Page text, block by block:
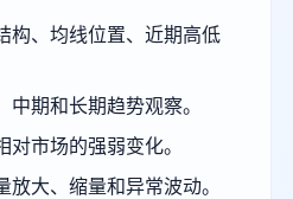
构、均线位置、近期高低
期和长期趋势观察。
市场的强弱变化。
放大、缩量和异常波动。